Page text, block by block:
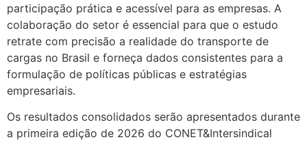
participação prática e acessível para as empresas. A
colaboração do setor é essencial para que o estudo
retrate com precisão a realidade do transporte de
cargas no Brasil e forneça dados consistentes para a
formulação de políticas públicas e estratégias
empresariais.
Os resultados consolidados serão apresentados durante
a primeira edição de 2026 do CONET&Intersindical